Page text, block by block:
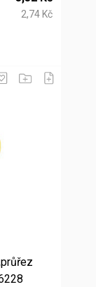
2,74 Kč